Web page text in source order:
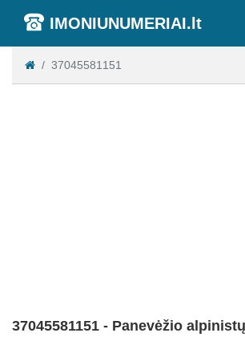
IMONIUNUMERIAI.lt
37045581151
37045581151 - Panevėžio